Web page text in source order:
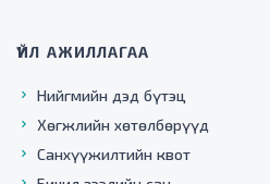
ҮЙЛ АЖИЛЛАГАА
Нийгмийн дэд бүтэц
Хөгжлийн хөтөлбөрүүд
Санхүүжилтийн квот